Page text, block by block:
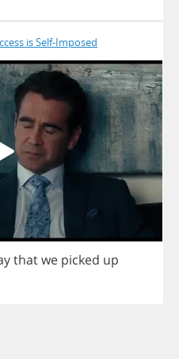
is Self-Imposed
thatwe picked up